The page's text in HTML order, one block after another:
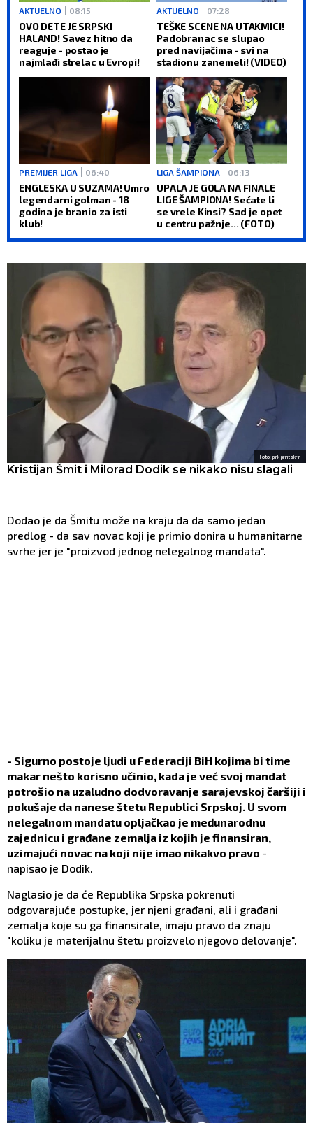
AKTUELNO 08:15
OVO DETE JE SRPSKI
HALAND! Savez hitno da
reaguje - postao je
najmlađi strelac u Evropi!
AKTUELNO 07:28
TEŠKE SCENE NA UTAKMICI!
Padobranac se slupao
pred navijačima - svi na
stadionu zanemeli! (VIDEO)
PREMIJER LIGA 06:40
ENGLESKA U SUZAMA! Umro
legendarni golman - 18
godina je branio za isti
klub!
LIGA ŠAMPIONA 06:13
UPALA JE GOLA NA FINALE
LIGE ŠAMPIONA! Sećate li
se vrele Kinsi? Sad je opet
u centru pažnje... (FOTO)
Foto: pink printskrin
Kristijan Šmit i Milorad Dodik se nikako nisu slagali
Dodao je da Šmitu može na kraju da da samo jedan
predlog - da sav novac koji je primio donira u humanitarne
svrhe jer je "proizvod jednog nelegalnog mandata".
- Sigurno postoje ljudi u Federaciji BiH kojima bi time
makar nešto korisno učinio, kada je već svoj mandat
potrošio na uzaludno dodvoravanje sarajevskoj čaršiji i
pokušaje da nanese štetu Republici Srpskoj. U svom
nelegalnom mandatu opljačkao je međunarodnu
zajednicu i građane zemalja iz kojih je finansiran,
uzimajući novac na koji nije imao nikakvo pravo -
napisao je Dodik.
Naglasio je da će Republika Srpska pokrenuti
odgovarajuće postupke, jer njeni građani, ali i građani
zemalja koje su ga finansirale, imaju pravo da znaju
"koliku je materijalnu štetu proizvelo njegovo delovanje".